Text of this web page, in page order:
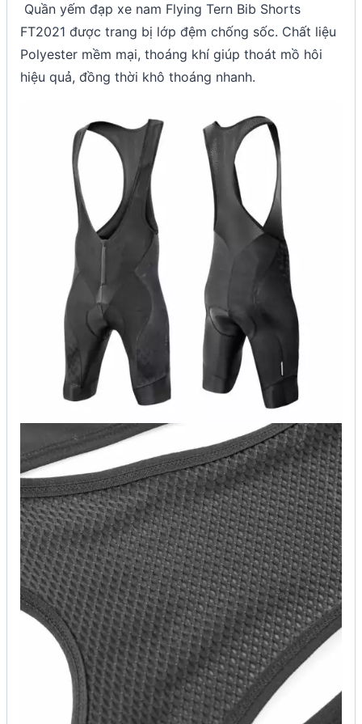
Quần yếm đạp xe nam Flying Tern Bib Shorts
FT2021 được trang bị lớp đệm chống sốc. Chất liệu
Polyester mềm mại, thoáng khí giúp thoát mồ hôi
hiệu quả, đồng thời khô thoáng nhanh.